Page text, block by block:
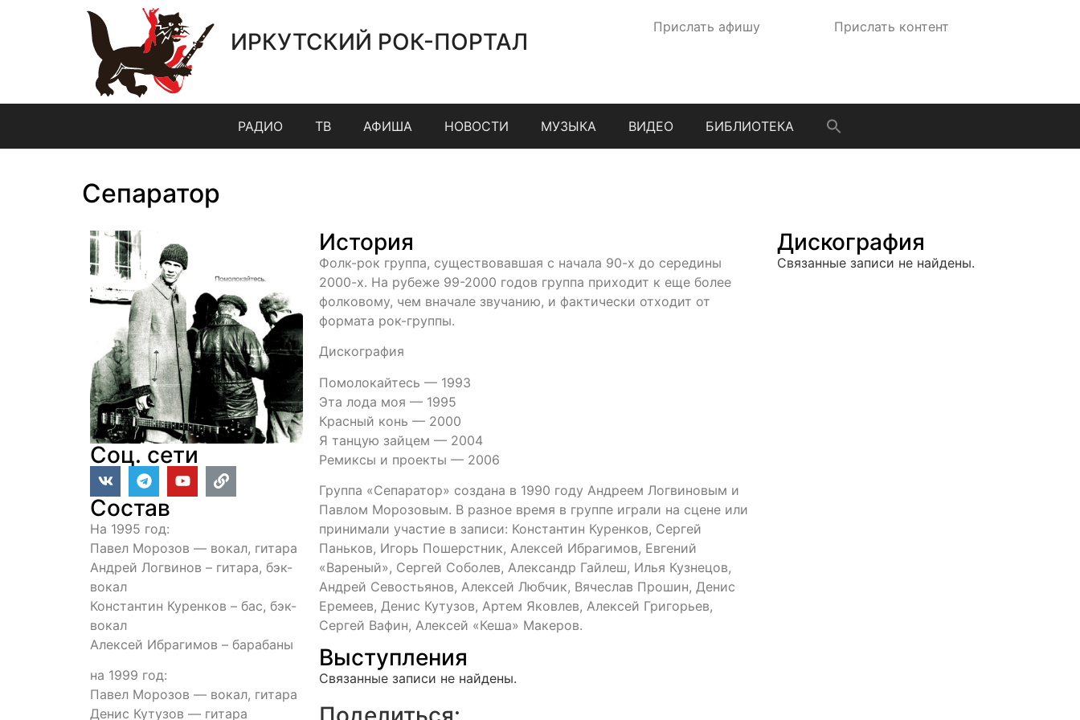
ИРКУТСКИЙ РОК-ПОРТАЛ
Прислать афишу Прислать контент
РАДИО ТВ АФИША НОВОСТИ МУЗЫКА ВИДЕО БИБЛИОТЕКА
Сепаратор
Соц. сети
Состав
На 1995 год:
Павел Морозов — вокал, гитара
Андрей Логвинов – гитара, бэк-
вокал
Константин Куренков – бас, бэк-
вокал
Алексей Ибрагимов – барабаны
на 1999 год:
Павел Морозов — вокал, гитара
Денис Кутузов — гитара
История
Фолк-рок группа, существовавшая с начала 90-х до середины
2000-х. На рубеже 99-2000 годов группа приходит к еще более
фолковому, чем вначале звучанию, и фактически отходит от
формата рок-группы.
Дискография
Помолокайтесь — 1993
Эта лода моя — 1995
Красный конь — 2000
Я танцую зайцем — 2004
Ремиксы и проекты — 2006
Группа «Сепаратор» создана в 1990 году Андреем Логвиновым и
Павлом Морозовым. В разное время в группе играли на сцене или
принимали участие в записи: Константин Куренков, Сергей
Паньков, Игорь Пошерстник, Алексей Ибрагимов, Евгений
«Вареный», Сергей Соболев, Александр Гайлеш, Илья Кузнецов,
Андрей Севостьянов, Алексей Любчик, Вячеслав Прошин, Денис
Еремеев, Денис Кутузов, Артем Яковлев, Алексей Григорьев,
Сергей Вафин, Алексей «Кеша» Макеров.
Выступления
Связанные записи не найдены.
Дискография
Связанные записи не найдены.